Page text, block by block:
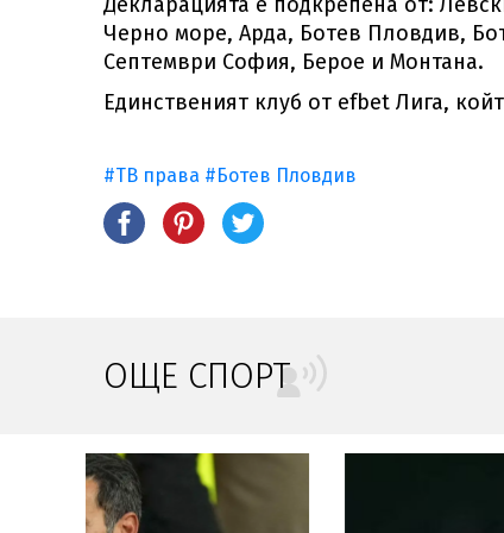
Черно море, Арда, Ботев Пловдив,
Септември София, Берое и Монтана.
Единственият клуб от efbet Лига,
#ТВ права #Ботев Пловдив
ОЩЕ СПОРТ